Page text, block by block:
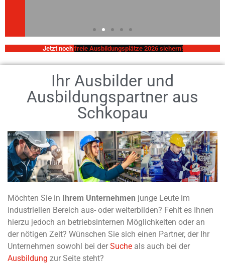
EKO
Mehr Informationen
Jetzt noch
Ihr Ausbilder und
Ausbildungspartner aus
Schkopau
Möchten Sie in Ihrem Unternehmen junge Leute im
industriellen Bereich aus- oder weiterbilden? Fehlt es Ihnen
hierzu jedoch an betriebsinternen Möglichkeiten oder an
der nötigen Zeit? Wünschen Sie sich einen Partner, der Ihr
Unternehmen sowohl bei der Suche als auch bei der
Ausbildung zur Seite steht?